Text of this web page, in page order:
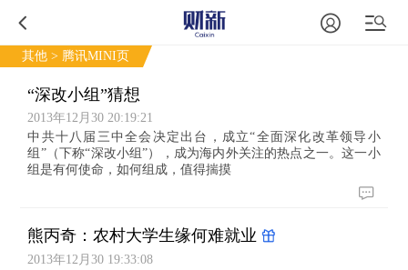
其他 > 腾讯MINI页
“深改小组”猜想
2013年12月30 20:19:21
中共十八届三中全会决定出台，成立“全面深化改革领导小
组”（下称“深改小组”），成为海内外关注的热点之一。这一小
组是有何使命，如何组成，值得揣摸
熊丙奇：农村大学生缘何难就业
2013年12月30 19:33:08